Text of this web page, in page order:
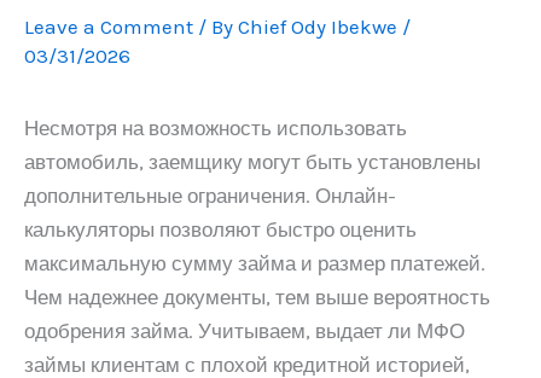
Leave a Comment / By Chief Ody Ibekwe /
03/31/2026
Несмотря на возможность использовать
автомобиль, заемщику могут быть установлены
дополнительные ограничения. Онлайн-
калькуляторы позволяют быстро оценить
максимальную сумму займа и размер платежей.
Чем надежнее документы, тем выше вероятность
одобрения займа. Учитываем, выдает ли МФО
займы клиентам с плохой кредитной историей,